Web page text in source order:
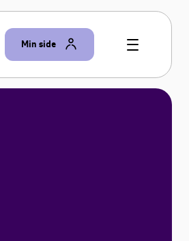
Min side